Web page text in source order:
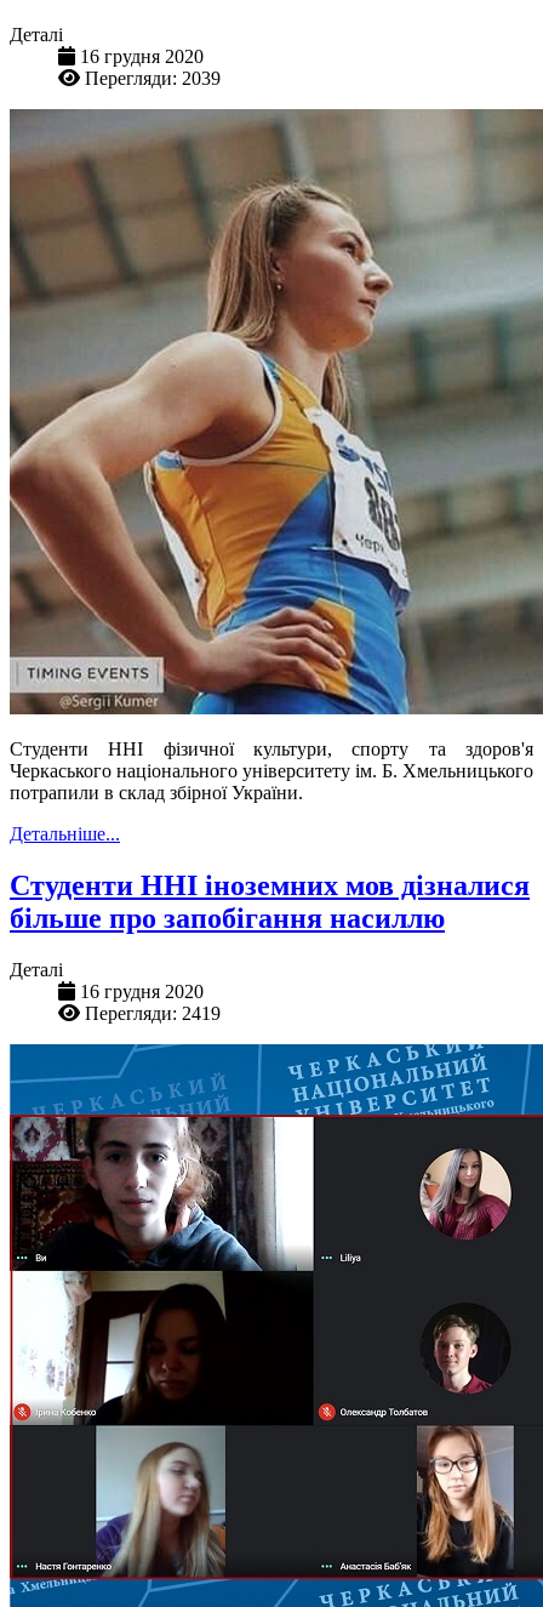
Деталі
16 грудня 2020
Перегляди: 2039
Студенти ННІ фізичної культури, спорту та здоров'я
Черкаського національного університету ім. Б. Хмельницького
потрапили в склад збірної України.
Детальніше...
Студенти ННІ іноземних мов дізналися
більше про запобігання насиллю
Деталі
16 грудня 2020
Перегляди: 2419